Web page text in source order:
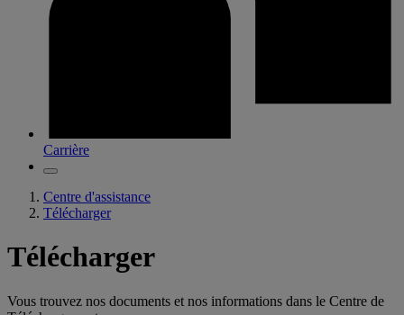
Carrière
Centre d'assistance
Télécharger
Télécharger
Vous trouvez nos documents et nos informations dans le Centre de